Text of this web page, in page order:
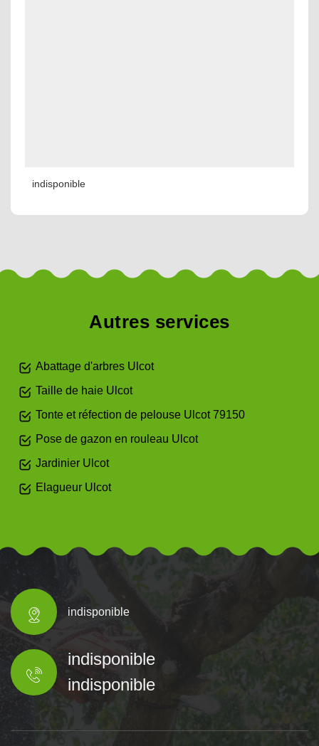
indisponible
Autres services
Abattage d'arbres Ulcot
Taille de haie Ulcot
Tonte et réfection de pelouse Ulcot 79150
Pose de gazon en rouleau Ulcot
Jardinier Ulcot
Elagueur Ulcot
indisponible
indisponible
indisponible